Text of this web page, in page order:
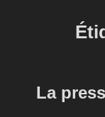
La